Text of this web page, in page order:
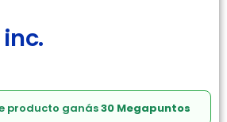
inc.
producto ganás30 Megapuntos